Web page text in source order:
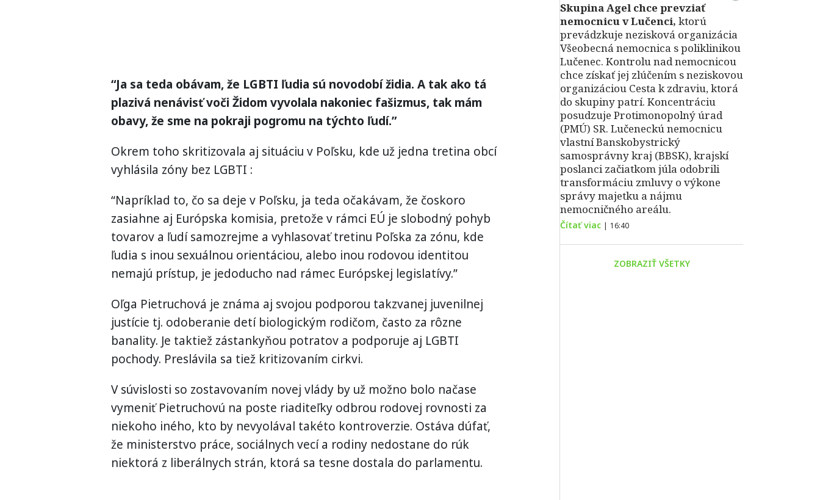
“Ja sa teda obávam, že LGBTI ľudia sú novodobí židia. A tak ako tá
plazivá nenávisť voči Židom vyvolala nakoniec fašizmus, tak mám
obavy, že sme na pokraji pogromu na týchto ľudí.”
Okrem toho skritizovala aj situáciu v Poľsku, kde už jedna tretina obcí
vyhlásila zóny bez LGBTI :
“Napríklad to, čo sa deje v Poľsku, ja teda očakávam, že čoskoro
zasiahne aj Európska komisia, pretože v rámci EÚ je slobodný pohyb
tovarov a ľudí samozrejme a vyhlasovať tretinu Poľska za zónu, kde
ľudia s inou sexuálnou orientáciou, alebo inou rodovou identitou
nemajú prístup, je jedoducho nad rámec Európskej legislatívy.”
Oľga Pietruchová je známa aj svojou podporou takzvanej juvenilnej
justície tj. odoberanie detí biologickým rodičom, často za rôzne
banality. Je taktiež zástankyňou potratov a podporuje aj LGBTI
pochody. Preslávila sa tiež kritizovaním cirkvi.
V súvislosti so zostavovaním novej vlády by už možno bolo načase
vymeniť Pietruchovú na poste riaditeľky odbrou rodovej rovnosti za
niekoho iného, kto by nevyolával takéto kontroverzie. Ostáva dúfať,
že ministerstvo práce, sociálnych vecí a rodiny nedostane do rúk
niektorá z liberálnych strán, ktorá sa tesne dostala do parlamentu.
Skupina Agel chce prevziať
nemocnicu v Lučenci, ktorú
prevádzkuje nezisková organizácia
Všeobecná nemocnica s poliklinikou
Lučenec. Kontrolu nad nemocnicou
chce získať jej zlúčením s neziskovou
organizáciou Cesta k zdraviu, ktorá
do skupiny patrí. Koncentráciu
posudzuje Protimonopolný úrad
(PMÚ) SR. Lučeneckú nemocnicu
vlastní Banskobystrický
samosprávny kraj (BBSK), krajskí
poslanci začiatkom júla odobrili
transformáciu zmluvy o výkone
správy majetku a nájmu
nemocničného areálu.
Čítať viac | 16:40
ZOBRAZIŤ VŠETKY